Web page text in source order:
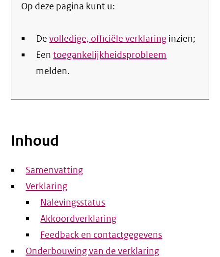
Op deze pagina kunt u:
Devolledige, officiële verklaring inzien;
Eentoegankelijkheidsprobleem
melden.
Inhoud
Samenvatting
Verklaring
Nalevingsstatus
Akkoordverklaring
Feedback en contactgegevens
Onderbouwing van de verklaring